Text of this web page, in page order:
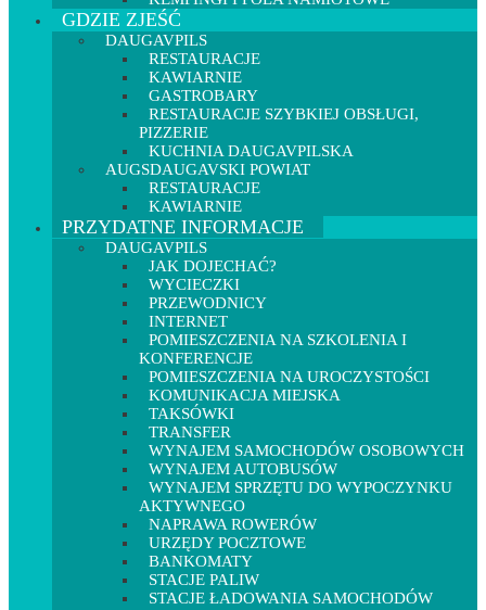
GDZIE ZJEŚĆ
DAUGAVPILS
RESTAURACJE
KAWIARNIE
GASTROBARY
RESTAURACJE SZYBKIEJ OBSŁUGI,
PIZZERIE
KUCHNIA DAUGAVPILSKA
AUGSDAUGAVSKI POWIAT
RESTAURACJE
KAWIARNIE
PRZYDATNE INFORMACJE
DAUGAVPILS
JAK DOJECHAĆ?
WYCIECZKI
PRZEWODNICY
INTERNET
POMIESZCZENIA NA SZKOLENIA I
KONFERENCJE
POMIESZCZENIA NA UROCZYSTOŚCI
KOMUNIKACJA MIEJSKA
TAKSÓWKI
TRANSFER
WYNAJEM SAMOCHODÓW OSOBOWYCH
WYNAJEM AUTOBUSÓW
WYNAJEM SPRZĘTU DO WYPOCZYNKU
AKTYWNEGO
NAPRAWA ROWERÓW
URZĘDY POCZTOWE
BANKOMATY
STACJE PALIW
STACJE ŁADOWANIA SAMOCHODÓW